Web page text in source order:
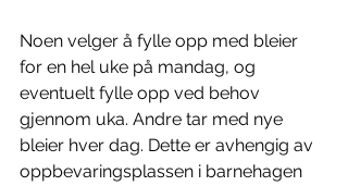
Noen velger å fylle opp med bleier
for en hel uke på mandag, og
eventuelt fylle opp ved behov
gjennom uka. Andre tar med nye
bleier hver dag. Dette er avhengig av
oppbevaringsplassen i barnehagen